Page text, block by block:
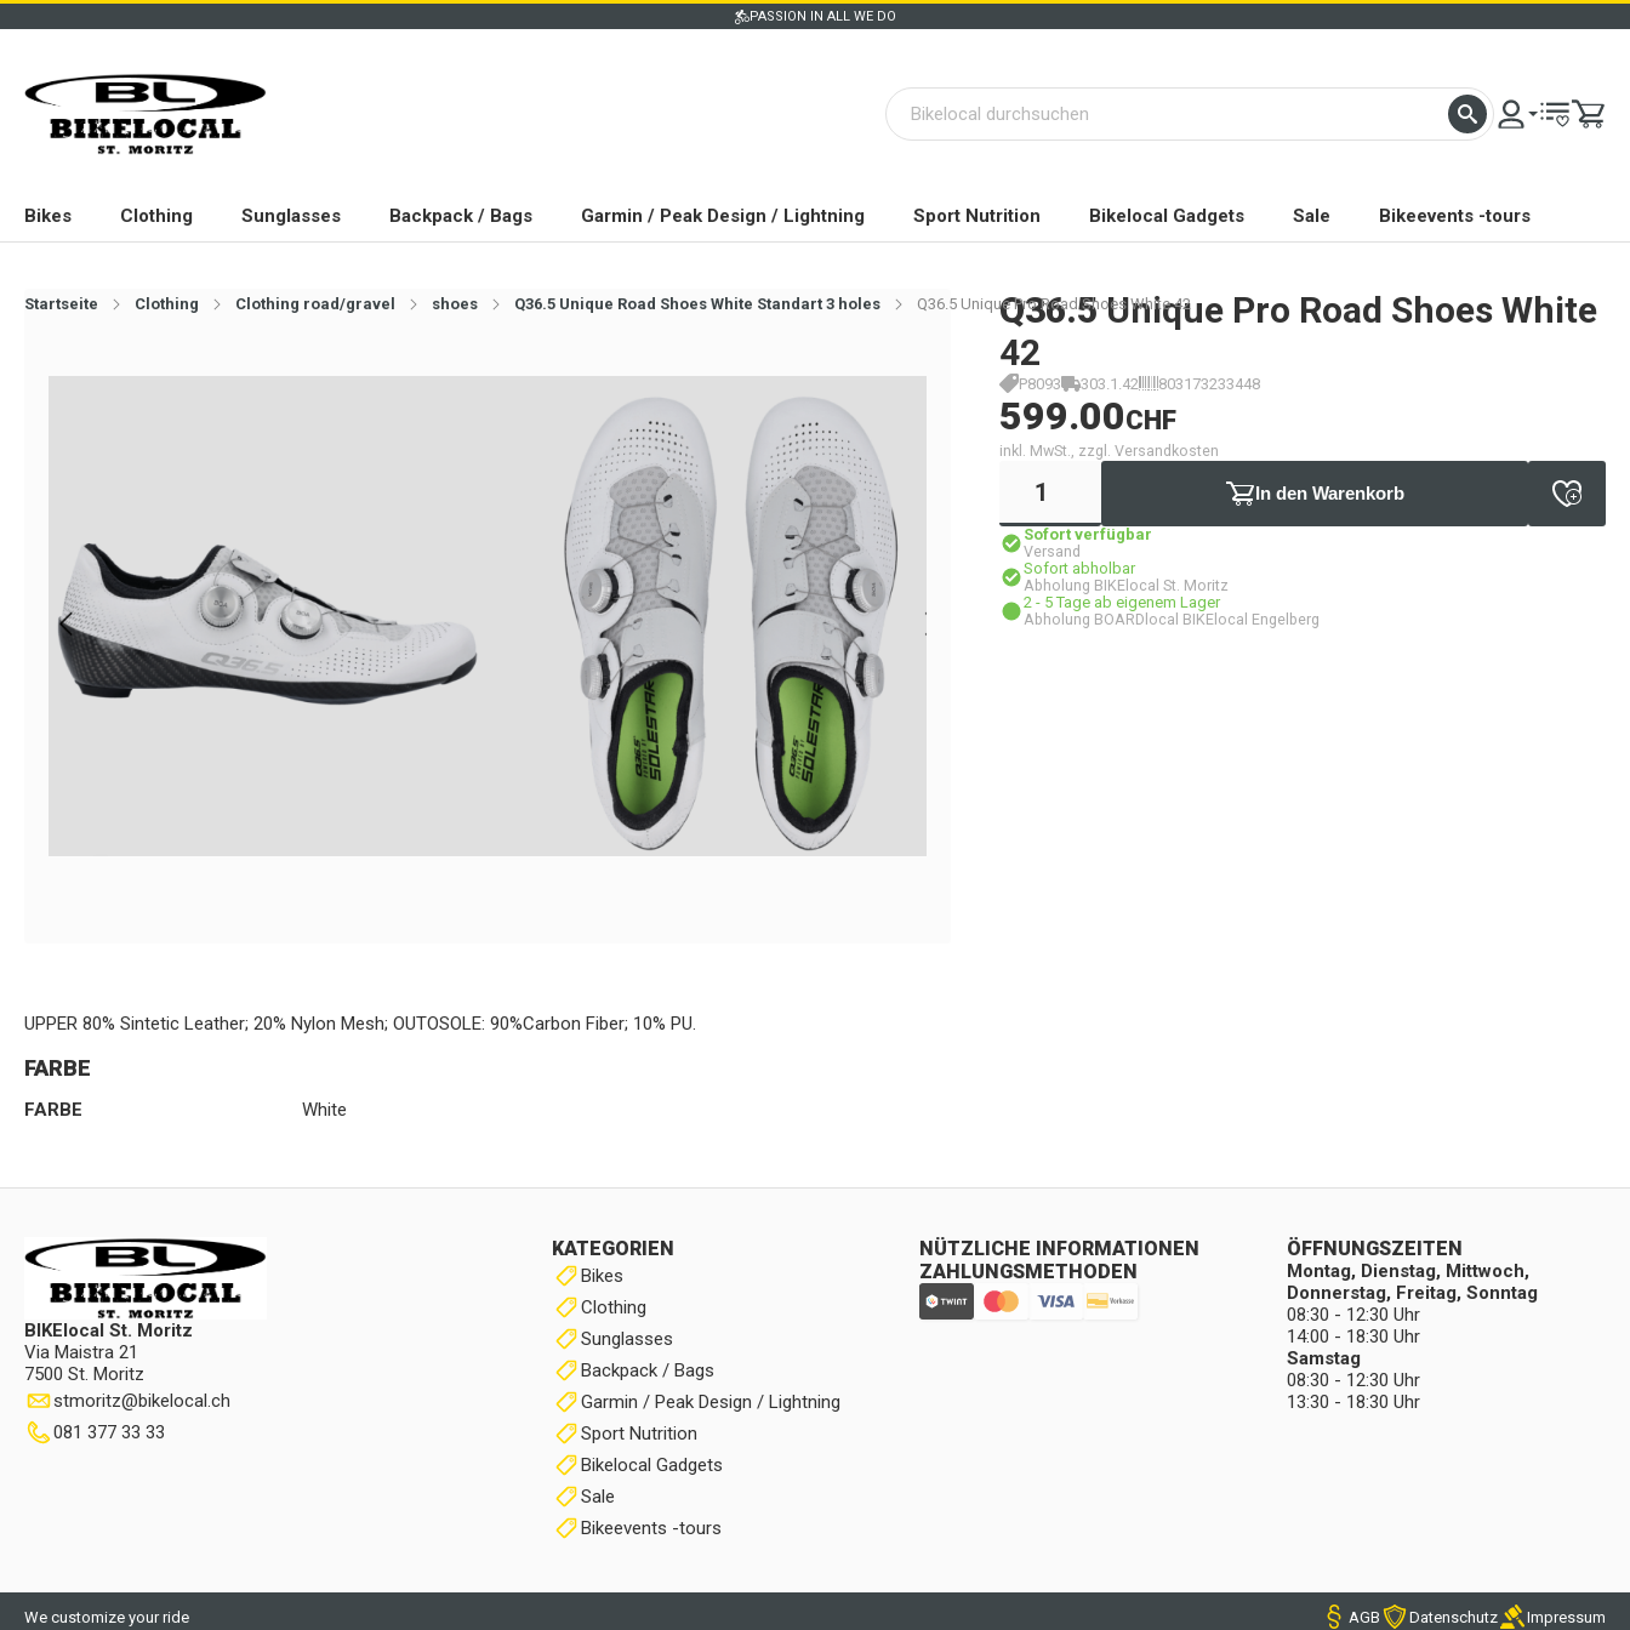
PASSION IN ALL WE DO
Bikes Clothing Sunglasses Backpack / Bags Garmin / Peak Design / Lightning Sport Nutrition Bikelocal Gadgets Sale Bikeevents -tours
Startseite Clothing Clothing road/gravel shoes Q36.5 Unique Road Shoes White Standart 3 holes Q36.5 Unique Pro Road Shoes White 42
Q36.5 Unique Pro Road Shoes White
42
P8093 303.1.42 803173233448
599.00CHF
inkl. MwSt., zzgl. Versandkosten
In den Warenkorb
Sofort verfügbar
Versand
Sofort abholbar
Abholung BIKElocal St. Moritz
2 - 5 Tage ab eigenem Lager
Abholung BOARDlocal BIKElocal Engelberg
UPPER 80% Sintetic Leather; 20% Nylon Mesh; OUTOSOLE: 90%Carbon Fiber; 10% PU.
FARBE
FARBE White
BIKElocal St. Moritz
Via Maistra 21
7500 St. Moritz
stmoritz@bikelocal.ch
081 377 33 33
KATEGORIEN
Bikes
Clothing
Sunglasses
Backpack / Bags
Garmin / Peak Design / Lightning
Sport Nutrition
Bikelocal Gadgets
Sale
Bikeevents -tours
NÜTZLICHE INFORMATIONEN
ZAHLUNGSMETHODEN
ÖFFNUNGSZEITEN
Montag, Dienstag, Mittwoch,
Donnerstag, Freitag, Sonntag
08:30 - 12:30 Uhr
14:00 - 18:30 Uhr
Samstag
08:30 - 12:30 Uhr
13:30 - 18:30 Uhr
We customize your ride AGB Datenschutz Impressum